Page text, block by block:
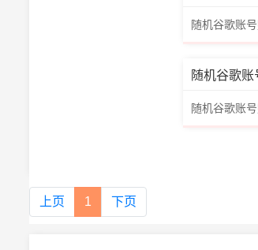
随机谷歌账
随机谷歌
随机谷歌账
上页 1 下页